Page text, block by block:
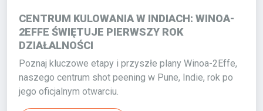
CENTRUM KULOWANIA W INDIACH: WINOA-
2EFFE ŚWIĘTUJE PIERWSZY ROK
DZIAŁALNOŚCI
Poznaj kluczowe etapy i przyszłe plany Winoa-2Effe,
naszego centrum shot peening w Pune, Indie, rok po
jego oficjalnym otwarciu.